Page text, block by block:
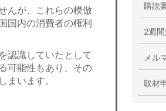
んが、これらの模倣
国内の消費者の権利
認識していたとして
可能性もあり、その
います。
購読
2週
メル
取材